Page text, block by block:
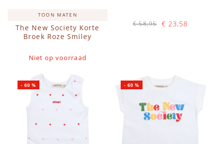
TOON MATEN
The New Society Korte
Broek Roze Smiley
Niet op voorraad
€ 23,58
€ 58,95
-60 % - 60 %